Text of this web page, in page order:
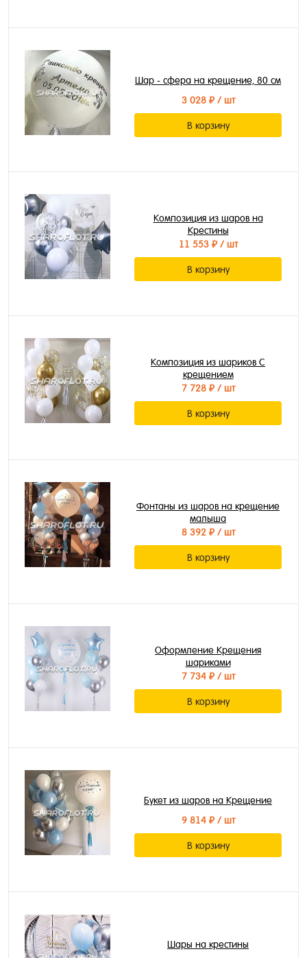
Шар - сфера на крещение, 80 см
3 028 ₽/ шт
В корзину
Композиция из шаров на
Крестины
11 553 ₽/ шт
В корзину
Композиция из шариков С
крещением
7 728 ₽/ шт
В корзину
Фонтаны из шаров на крещение
малыша
8 392 ₽/ шт
В корзину
Оформление Крещения
шариками
7 734 ₽/ шт
В корзину
Букет из шаров на Крещение
9 814 ₽/ шт
В корзину
Шары на крестины